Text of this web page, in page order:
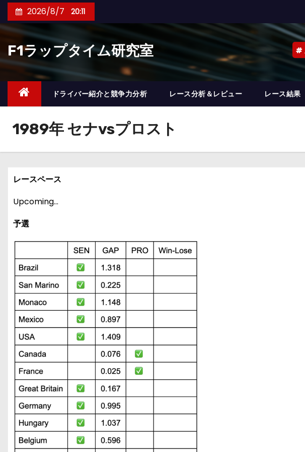
ン
ツ
キ
2026/8/7 20:11
F1ラップタイム研究室
ドライバー紹介と競争力分析 レース分析＆レビュー レース結果
1989年 セナvsプロスト
レースペース
Upcoming…
予選